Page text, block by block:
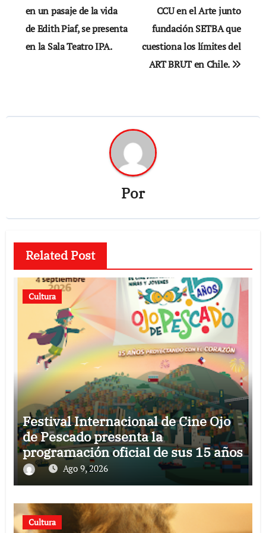
de
entradas
en un pasaje de la vida
de Edith Piaf, se presenta
en la Sala Teatro IPA.
CCU en el Arte junto
fundación SETBA que
cuestiona los límites del
ART BRUT en Chile.
Por
Related Post
Cultura
Festival Internacional de Cine Ojo
de Pescado presenta la
programación oficial de sus 15 años
Ago 9, 2026
Cultura